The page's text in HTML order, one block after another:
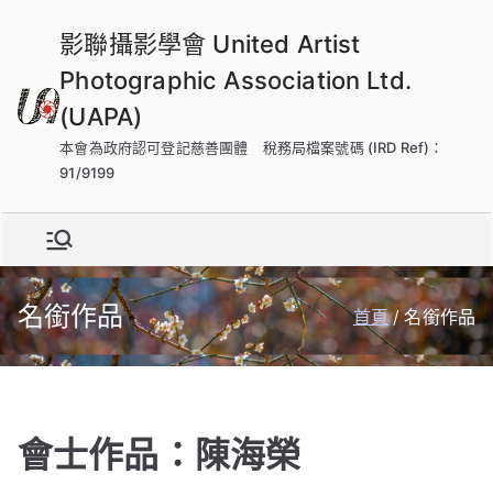
影聯攝影學會 United Artist
Photographic Association Ltd.
(UAPA)
本會為政府認可登記慈善團體 稅務局檔案號碼 (IRD Ref)：
91/9199
名銜作品 首頁 名銜作品
會士作品：陳海榮